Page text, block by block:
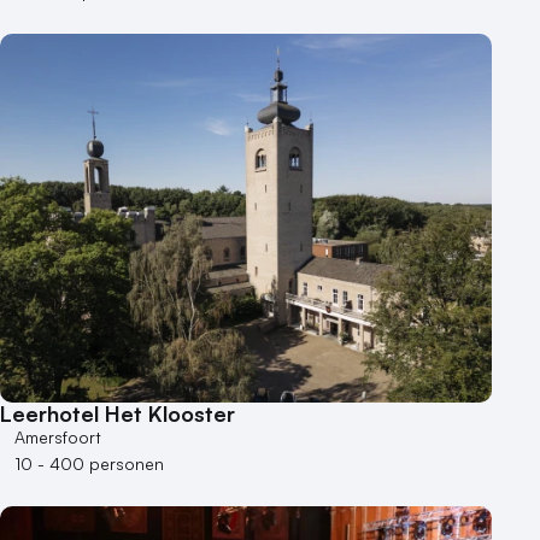
Leerhotel Het Klooster
Amersfoort
10 - 400 personen